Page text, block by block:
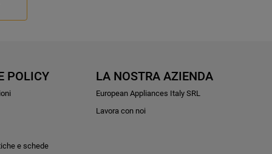
POLICY
e schede
LA NOSTRA AZIENDA
European Appliances Italy SRL
Lavora con noi